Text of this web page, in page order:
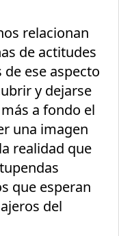
relacionan
de actitudes
ese aspecto
y dejarse
a fondo el
una imagen
realidad que
que esperan
del